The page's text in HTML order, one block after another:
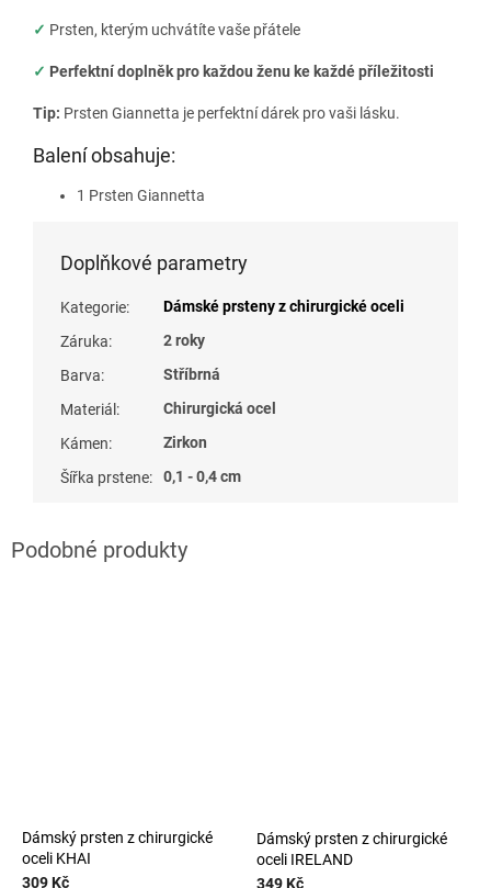
✓ Prsten, kterým uchvátíte vaše přátele
✓ Perfektní doplněk pro každou ženu ke každé příležitosti
Tip: Prsten Giannetta je perfektní dárek pro vaši lásku.
Balení obsahuje:
1 Prsten Giannetta
Doplňkové parametry
Kategorie:
Dámské prsteny z chirurgické oceli
Záruka:
2 roky
Barva:
Stříbrná
Materiál :
Chirurgická ocel
Kámen:
Zirkon
Šířka prstene: 0,1 - 0,4 cm
Dámský prsten z chirurgické
oceli KHAI
309 Kč
Dámský prsten z chirurgické
oceli IRELAND
349 Kč